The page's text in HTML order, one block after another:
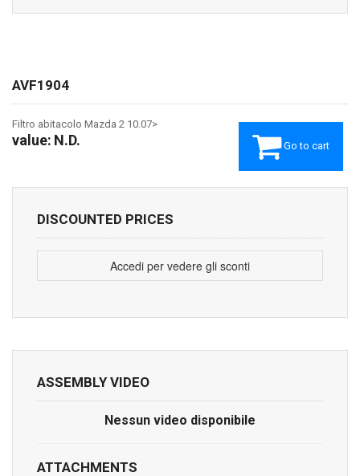
AVF1904
Go to cart
Filtro abitacolo Mazda 2 10.07>
value: N.D.
DISCOUNTED PRICES
Accedi per vedere gli sconti
ASSEMBLY VIDEO
Nessun video disponibile
ATTACHMENTS